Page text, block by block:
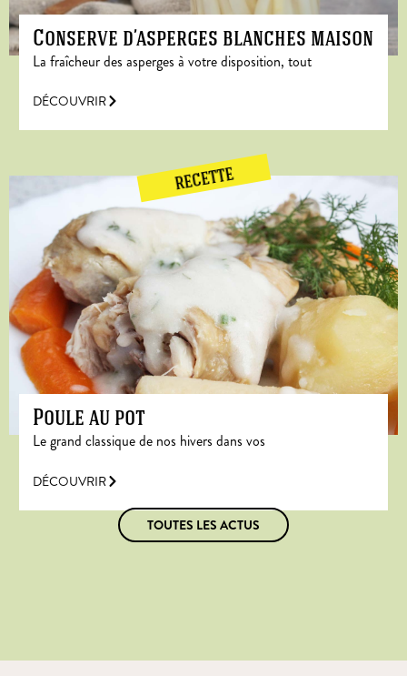
Conserve d’asperges blanches maison
La fraîcheur des asperges à votre disposition, tout
DÉCOUVRIR
RECETTE
Poule au pot
Le grand classique de nos hivers dans vos
DÉCOUVRIR
TOUTES LES ACTUS